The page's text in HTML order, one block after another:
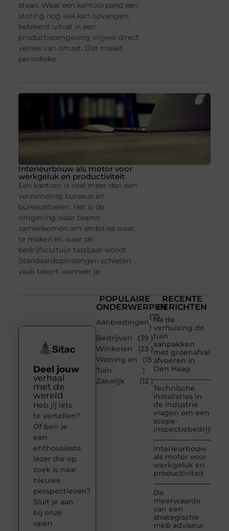
staan. Waar een kantoorpand een
storing nog wel kan opvangen,
betekent uitval in een
productieomgeving vrijwel direct
verlies van omzet. Dat maakt
periodieke
Interieurbouw als motor voor
werkgeluk en productiviteit
Een kantoor is veel meer dan een
verzameling bureaus en
bureaustoelen. Het is de
omgeving waar teams
samenkomen om ambities waar
te maken en waar de
bedrijfscultuur tastbaar wordt.
Standaardoplossingen schieten
vaak tekort wanneer je
POPULAIRE
ONDERWERPEN
Aanbiedingen
(75
)
Bedrijven
(39 )
Winkelen
(23 )
Woning en
Tuin
(15
)
Zakelijk
(12 )
RECENTE
BERICHTEN
Na de
verhuizing de
tuin
aanpakken
met groenafval
afvoeren in
Den Haag
Technische
installaties in
de industrie
vragen om een
scope-
inspectiebedrijf
Interieurbouw
als motor voor
werkgeluk en
productiviteit
De
meerwaarde
van een
strategische
mkb adviseur
Deel jouw
verhaal
met de
wereld
Heb jij iets
te vertellen?
Of ben je
een
enthousiaste
lezer die op
zoek is naar
nieuwe
perspectieven?
Sluit je aan
bij onze
open